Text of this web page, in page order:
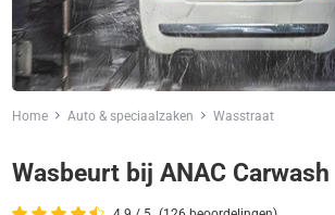
Home Auto & speciaalzaken Wasstraat
Wasbeurt bij ANAC Carwash